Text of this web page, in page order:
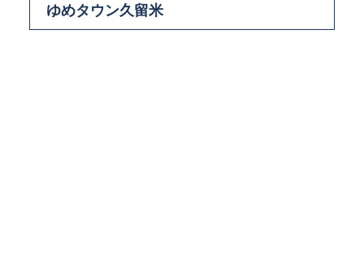
ゆめタウン久留米